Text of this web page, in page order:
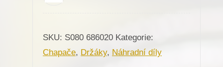
dílu
chapače
SKU: S080 686020 Kategorie:
Chapače, Držáky, Náhradní díly